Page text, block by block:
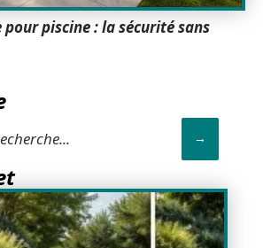
piscine : la sécurité sans